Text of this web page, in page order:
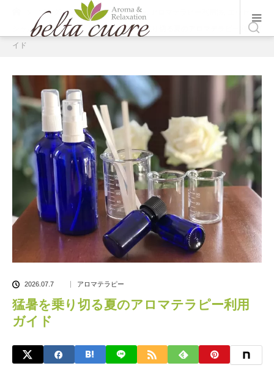
ブログ一覧 アロマテラピー
エッセン
シャルオイル（精油）
講座
猛暑を乗り切る夏のアロマテラピー利用ガ
イド
2026.07.7 アロマテラピー
猛暑を乗り切る夏のアロマテラピー利用
ガイド